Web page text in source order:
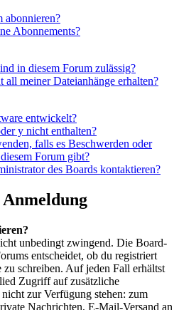
abonnieren?
Abonnements?
in diesem Forum zulässig?
meiner Dateianhänge erhalten?
entwickelt?
y nicht enthalten?
falls es Beschwerden oder
Forum gibt?
des Boards kontaktieren?
unbedingt zwingend. Die Board-
entscheidet, ob du registriert
zu schreiben. Auf jeden Fall erhältst
Zugriff auf zusätzliche
zur Verfügung stehen: zum
Nachrichten, E-Mail-Versand an